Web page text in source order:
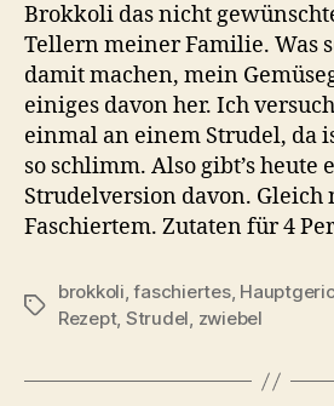
Brokkoli das nicht
Tellern meiner Familie. Was
damit machen, mein
einiges davon her. Ich
einmal an einem Strudel, da
so schlimm. Also gibt’s heute
Strudelversion davon. Gleich
Faschiertem. Zutaten für 4
Schlagwörter
brokkoli,faschiertes,
Rezept, Strudel, zwiebel